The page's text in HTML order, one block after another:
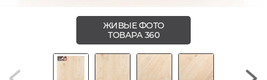
ЖИВЫЕ ФОТО
ТОВАРА 360